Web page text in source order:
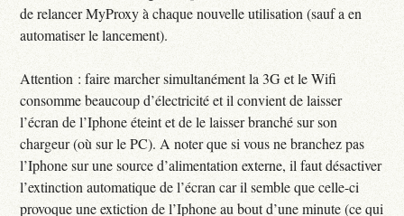
de relancer MyProxy à chaque nouvelle utilisation (sauf a en
automatiser le lancement).
Attention : faire marcher simultanément la 3G et le Wifi
consomme beaucoup d’électricité et il convient de laisser
l’écran de l’Iphone éteint et de le laisser branché sur son
chargeur (où sur le PC). A noter que si vous ne branchez pas
l’Iphone sur une source d’alimentation externe, il faut désactiver
l’extinction automatique de l’écran car il semble que celle-ci
provoque une extiction de l’Iphone au bout d’une minute (ce qui